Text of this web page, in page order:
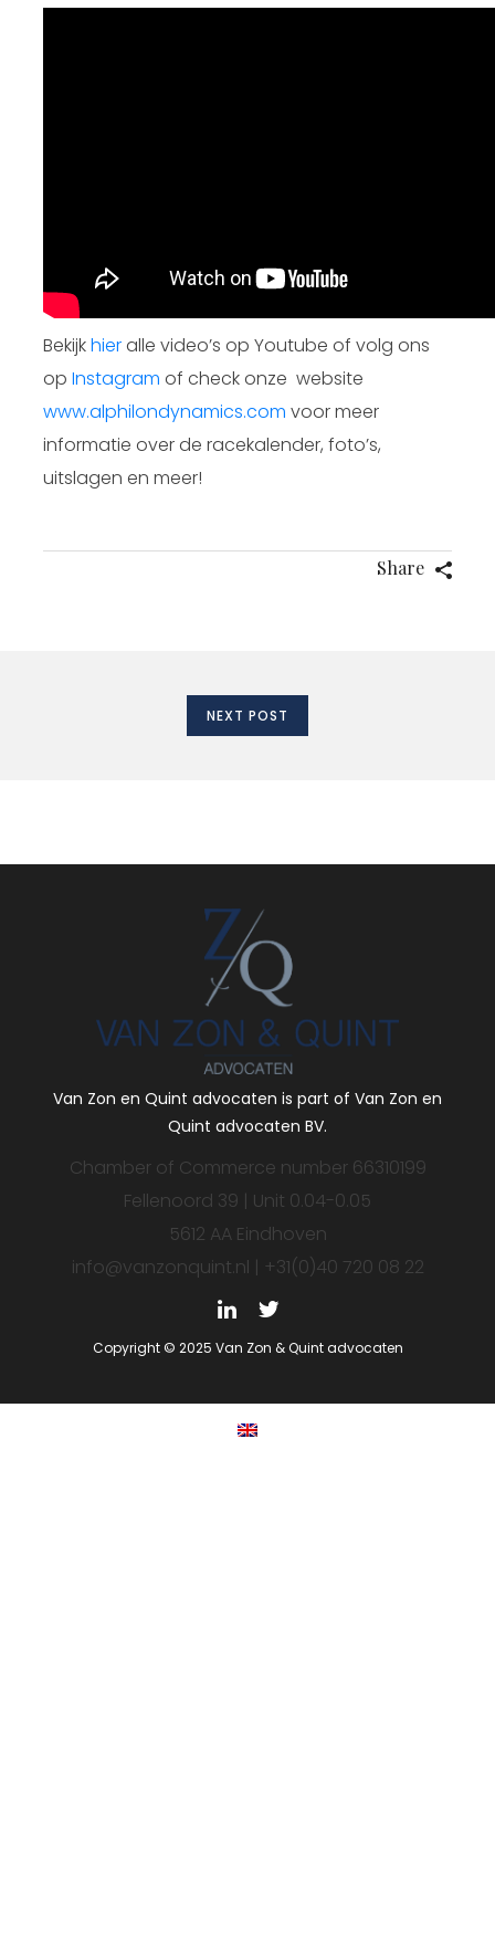
Bekijkhieralle video’s op Youtube of volg ons
op Instagram of check onze website
www.alphilondynamics.com voor meer
informatie over de racekalender, foto’s,
uitslagen en meer!
Share
NEXT POST
Van Zon en Quint advocaten is part of Van Zon en
Quint advocaten BV.
Chamber of Commerce number 66310199
Fellenoord 39 | Unit 0.04-0.05
5612 AA Eindhoven
info@vanzonquint.nl | +31(0)40 720 08 22
Copyright © 2025 Van Zon & Quint advocaten